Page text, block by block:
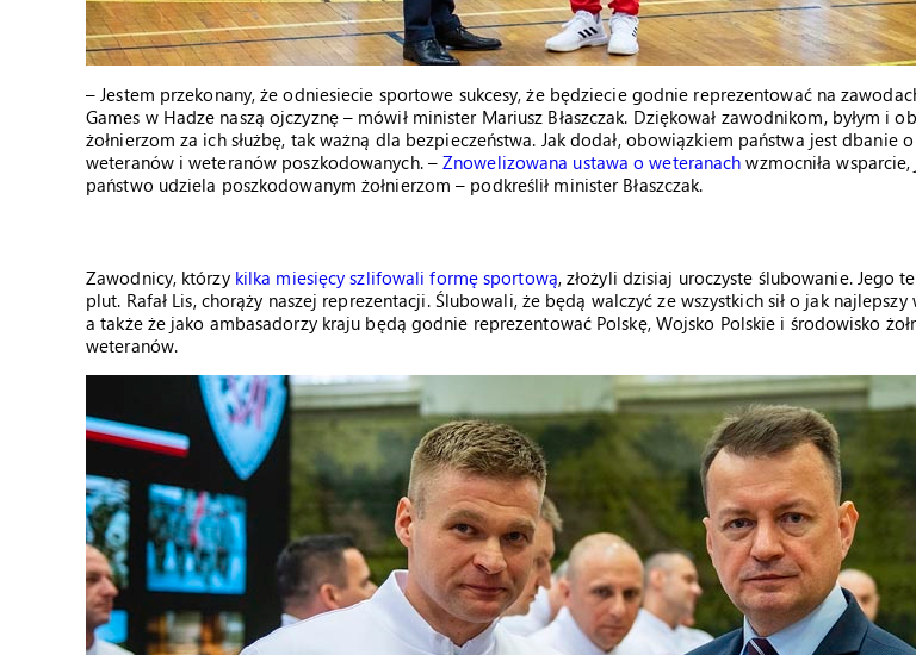
– Jestem przekonany, że odniesiecie sportowe sukcesy, że będziecie godnie reprezentować na
Games w Hadze naszą ojczyznę – mówił minister Mariusz Błaszczak. Dziękował zawodnikom, byłym i
żołnierzom za ich służbę, tak ważną dla bezpieczeństwa. Jak dodał, obowiązkiem państwa jest dbanie o
weteranów i weteranów poszkodowanych. –Znowelizowana ustawa o weteranach wzmocniła
państwo udziela poszkodowanym żołnierzom – podkreślił minister Błaszczak.
Zawodnicy, którzy kilka miesięcy szlifowali formę sportową, złożyli dzisiaj uroczyste ślubowanie. Jego
plut. Rafał Lis, chorąży naszej reprezentacji. Ślubowali, że będą walczyć ze wszystkich sił o jak
a także że jako ambasadorzy kraju będą godnie reprezentować Polskę, Wojsko Polskie i środowisko
weteranów.